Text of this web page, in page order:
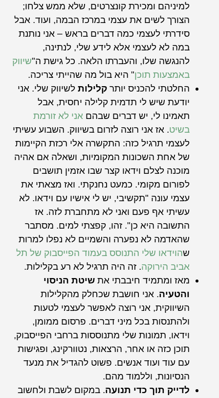
למיניהם ומכירת קונצרטים, שלא ממש צלחו;
הצורך לשים את עצמי במרכז הבמה, ועוד. אבל
סידרתי לעצמי כמה דברים בראש – אני נותנת
במה לא לעצמי אלא לידע שלי, לנתינה,
להנגשה שלו, והעברתו הלאה. כל גישת ה" שיווק
באמצעות תוכן" היא בול מה שהייתי צריכה.
החלטתי להכניס יותרקלילותלשיווק שלי. אני
יודעת שיש לי תדמית קלילה יחסית, אבל
תאמינו לי, יש דברים שבהםאני לא זורמת
בשיט. אז אני רוצה לזרום בשיווק. השבוע עשיתי
לעצמי תרגיל כזה: התקשרה אלי רכזת הקיימות
של אחת השכונות המקומיות, ושאלה אם אהיה
מוכנה לצלם וידאו קצר שבו אזמין תושבים
לפורום מקומי. כמעט נחנקתי. ואז מצאתי את
עצמי עונה "תקשיבי, יש לי אישיו עם וידאו. לא
עשיתי אף פעם ואני לא מתחברת לזה. אז
התשובה היא כן". זהו, קפצתי למים. מסתבר
שהאדמה לא נפערה והשמיים לא נפלו למרות
הוידאו שלי התנוסס בעמוד הפייסבוק של תל
אביב הירוקה. זה היה תרגיל לא רע בקלילות.
מאז ומתמיד חיבבתי אתשיטת הניסוי
והטעיה. אני חושבת שכחלק מהקלילות
השיווקית, אני רוצה לאפשר לעצמי לטעות
ולהתנסות בכל מיני דברים. פרסום ממומן,
וידאו, תמונות שלי מתנוססות ברחבי הפייסבוק,
תוכן כזה או אחר, הרצאות, נטוורקינג, ופגישות
עם עוד ועוד אנשים. פשוט להגדיל את מנעד
הנסיונות, וללמוד מהם.
לדייק תוך כדי תנועה. במקום לשבת ולחשוב